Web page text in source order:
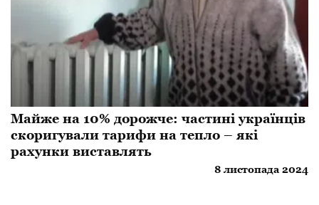
Майже на 10% дорожче: частині українців
скоригували тарифи на тепло – які
рахунки виставлять
8 листопада 2024